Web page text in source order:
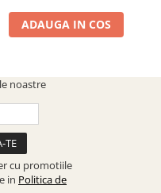
ADAUGA IN COS
noastre
cu promotiile
in Politica de